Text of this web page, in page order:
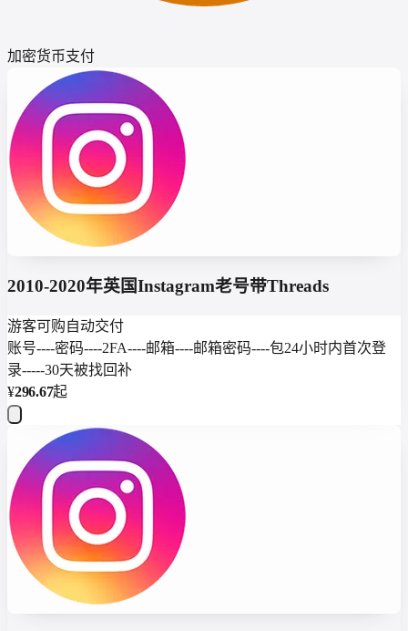
加密货币支付
2010-2020年英国Instagram老号带Threads
游客可购自动交付
账号----密码----2FA----邮箱----邮箱密码----包24小时内首次登
录-----30天被找回补
¥296.67起